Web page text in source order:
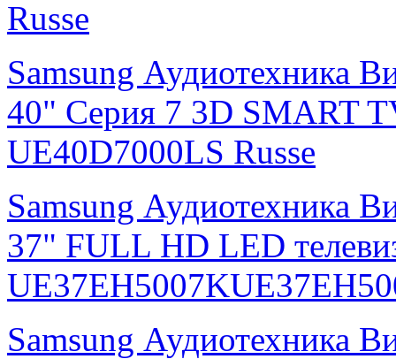
Russe
Samsung Аудиотехника
40" Серия 7 3D SMART
UE40D7000LS Russe
Samsung Аудиотехника
37" FULL HD LED
Samsung Аудиотехника